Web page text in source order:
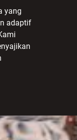
yang
adaptif